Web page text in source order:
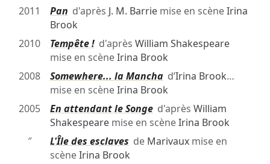
2011
Pan d'après J. M. Barriemise en scèneIrina
Brook
2010
Tempête !d'après William Shakespeare
mise en scèneIrina Brook
2008
Somewhere... la Manchad’Irina Brook…
mise en scèneIrina Brook
2005
En attendant le Songed'après William
Shakespearemise en scèneIrina Brook
″
L'Île des esclaves de Marivauxmise en
scèneIrina Brook